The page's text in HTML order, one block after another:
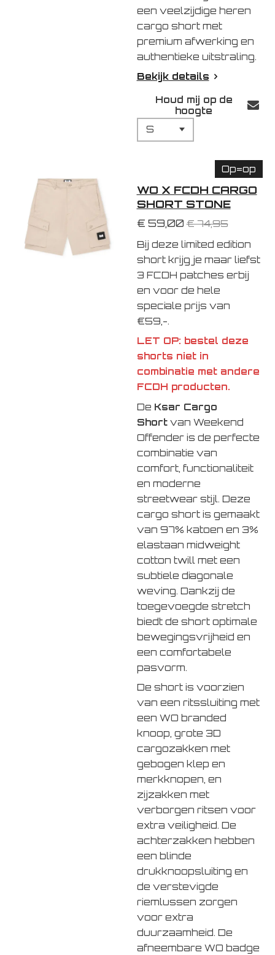
een veelzijdige heren
cargo short met
premium afwerking en
authentieke uitstraling.
Bekijk details
Houd mij op de
hoogte
Op=op
WO X FCDH CARGO
SHORT STONE
€ 59,00 € 74,95
Bij deze limited edition
short krijg je maar liefst
3 FCDH patches erbij
en voor de hele
speciale prijs van
€59,-.
LET OP: bestel deze
shorts niet in
combinatie met andere
FCDH producten.
De Ksar Cargo
Short van Weekend
Offender is de perfecte
combinatie van
comfort, functionaliteit
en moderne
streetwear stijl. Deze
cargo short is gemaakt
van 97% katoen en 3%
elastaan midweight
cotton twill met een
subtiele diagonale
weving. Dankzij de
toegevoegde stretch
biedt de short optimale
bewegingsvrijheid en
een comfortabele
pasvorm.
De short is voorzien
van een ritssluiting met
een WO branded
knoop, grote 3D
cargozakken met
gebogen klep en
merkknopen, en
zijzakken met
verborgen ritsen voor
extra veiligheid. De
achterzakken hebben
een blinde
drukknoopsluiting en
de verstevigde
riemlussen zorgen
voor extra
duurzaamheid. De
afneembare WO badge